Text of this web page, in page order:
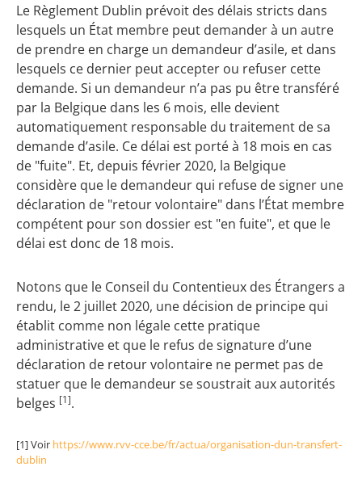
Le Règlement Dublin prévoit des délais stricts dans
lesquels un État membre peut demander à un autre
de prendre en charge un demandeur d’asile, et dans
lesquels ce dernier peut accepter ou refuser cette
demande. Si un demandeur n’a pas pu être transféré
par la Belgique dans les 6 mois, elle devient
automatiquement responsable du traitement de sa
demande d’asile. Ce délai est porté à 18 mois en cas
de "fuite". Et, depuis février 2020, la Belgique
considère que le demandeur qui refuse de signer une
déclaration de "retour volontaire" dans l’État membre
compétent pour son dossier est "en fuite", et que le
délai est donc de 18 mois.
Notons que le Conseil du Contentieux des Étrangers a
rendu, le 2 juillet 2020, une décision de principe qui
établit comme non légale cette pratique
administrative et que le refus de signature d’une
déclaration de retour volontaire ne permet pas de
statuer que le demandeur se soustrait aux autorités
belges [1].
[1] Voir https://www.rvv-cce.be/fr/actua/organisation-dun-transfert-
dublin